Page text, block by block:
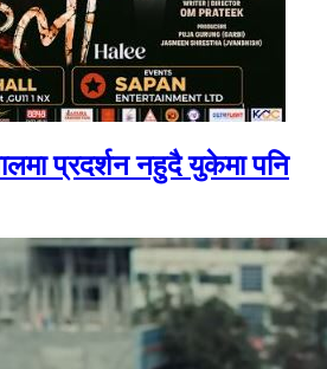
प्रदर्शन नहुदै युकेमा पनि